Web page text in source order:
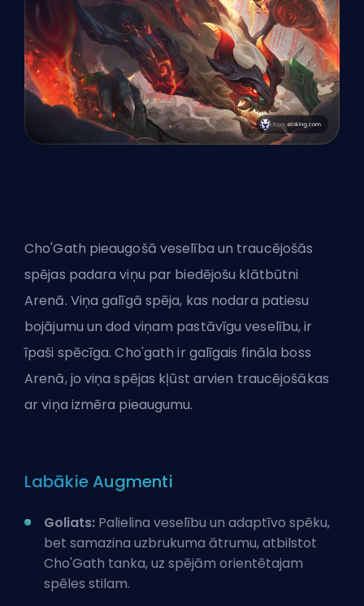
Cho'Gath pieaugošā veselība un traucējošās
spējas padara viņu par biedējošu klātbūtni
Arenā. Viņa galīgā spēja, kas nodara patiesu
bojājumu un dod viņam pastāvīgu veselību, ir
īpaši spēcīga. Cho'gath ir galīgais fināla boss
Arenā, jo viņa spējas kļūst arvien traucējošākas
ar viņa izmēra pieaugumu.
Labākie Augmenti
Goliats: Palielina veselību un adaptīvo spēku,
bet samazina uzbrukuma ātrumu, atbilstot
Cho'Gath tanka, uz spējām orientētajam
spēles stilam.